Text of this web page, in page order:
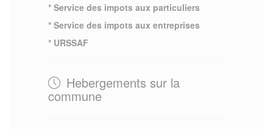
* Service des impots aux particuliers
* Service des impots aux entreprises
* URSSAF
Hebergements sur la
commune